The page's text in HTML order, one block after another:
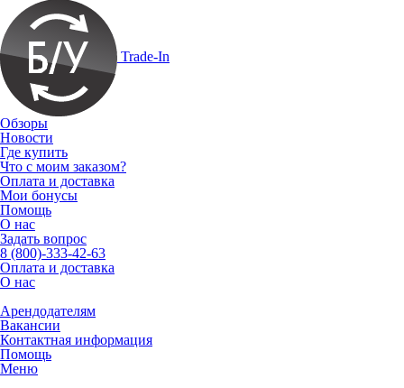
Trade-In
Обзоры
Новости
Где купить
Что с моим заказом?
Оплата и доставка
Мои бонусы
Помощь
О нас
Задать вопрос
8 (800)-333-42-63
Оплата и доставка
О нас
Арендодателям
Вакансии
Контактная информация
Помощь
Меню